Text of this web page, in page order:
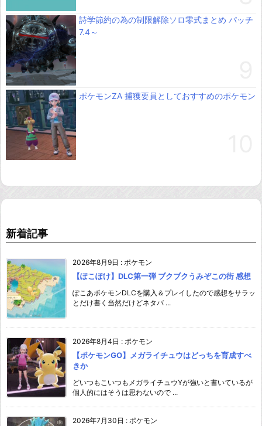
詩学節約の為の制限解除ソロ零式まとめ パッチ
7.4～
ポケモンZA 捕獲要員としておすすめのポケモン
新着記事
2026年8月9日 : ポケモン
【ぽこぽけ】DLC第一弾 ブクブクうみぞこの街 感想
ぽこあポケモンDLCを購入＆プレイしたので感想をサラッ
とだけ書く当然だけどネタバ ...
2026年8月4日 : ポケモン
【ポケモンGO】メガライチュウはどっちを育成すべ
きか
どいつもこいつもメガライチュウYが強いと書いているが
個人的にはそうは思わないので ...
2026年7月30日 : ポケモン